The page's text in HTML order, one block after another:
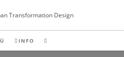
Transformation Design
INFO